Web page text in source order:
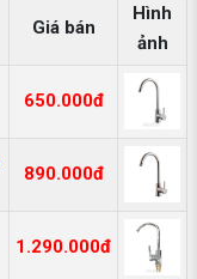
Giá bán
Hình
ảnh
650.000đ
890.000đ
1.290.000đ